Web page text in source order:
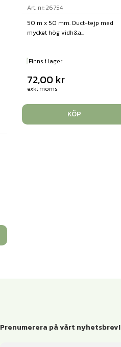
Art. nr: 26754
50 m x 50 mm. Duct-tejp med
mycket hög vidh&a...
Finns i lager
72,00 kr
exkl moms
KÖP
Prenumerera på vårt nyhetsbrev!